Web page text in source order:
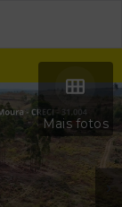
Mais fotos